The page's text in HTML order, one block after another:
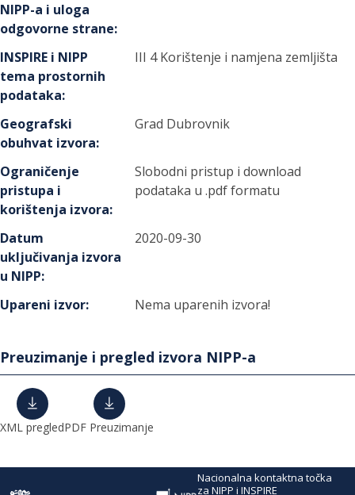
NIPP-a i uloga
odgovorne strane:
INSPIRE i NIPP
tema prostornih
podataka:
III 4 Korištenje i namjena zemljišta
Geografski
obuhvat izvora:
Grad Dubrovnik
Ograničenje
pristupa i
korištenja izvora:
Slobodni pristup i download
podataka u .pdf formatu
Datum
uključivanja izvora
u NIPP:
2020-09-30
Upareni izvor: Nema uparenih izvora!
Preuzimanje i pregled izvora NIPP-a
XML pregledPDF Preuzimanje
Nacionalna kontaktna točka
za NIPP i INSPIRE